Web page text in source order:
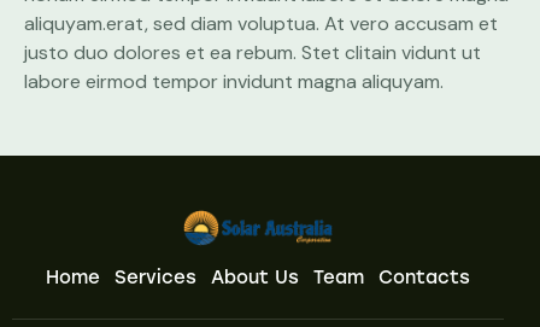
aliquyam.erat, sed diam voluptua. At vero accusam et
justo duo dolores et ea rebum. Stet clitain vidunt ut
labore eirmod tempor invidunt magna aliquyam.
Home Services About Us Team Contacts